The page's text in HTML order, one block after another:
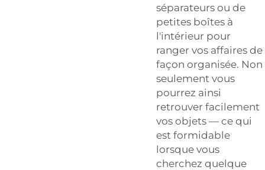
séparateurs ou de
petites boîtes à
l'intérieur pour
ranger vos affaires de
façon organisée. Non
seulement vous
pourrez ainsi
retrouver facilement
vos objets — ce qui
est formidable
lorsque vous
cherchez quelque